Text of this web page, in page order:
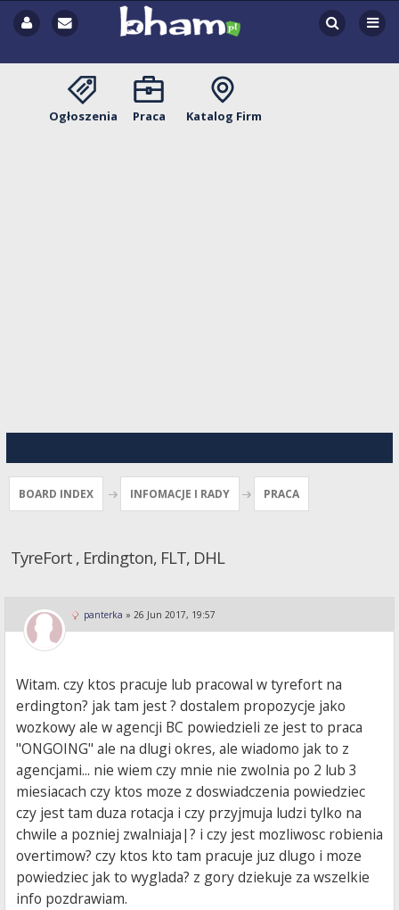
Ogłoszenia Praca Katalog Firm
BOARD INDEX INFOMACJE I RADY PRACA
TyreFort , Erdington, FLT, DHL
panterka » 26 Jun 2017, 19:57
Witam. czy ktos pracuje lub pracowal w tyrefort na
erdington? jak tam jest ? dostalem propozycje jako
wozkowy ale w agencji BC powiedzieli ze jest to praca
"ONGOING" ale na dlugi okres, ale wiadomo jak to z
agencjami... nie wiem czy mnie nie zwolnia po 2 lub 3
miesiacach czy ktos moze z doswiadczenia powiedziec
czy jest tam duza rotacja i czy przyjmuja ludzi tylko na
chwile a pozniej zwalniaja|? i czy jest mozliwosc robienia
overtimow? czy ktos kto tam pracuje juz dlugo i moze
powiedziec jak to wyglada? z gory dziekuje za wszelkie
info pozdrawiam.